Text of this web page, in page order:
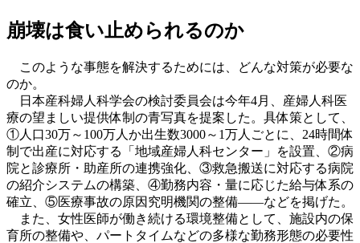
崩壊は食い止められるのか
このような事態を解決するためには、どんな対策が必要な
のか。
日本産科婦人科学会の検討委員会は今年4月、産婦人科医
療の望ましい提供体制の青写真を提案した。具体策として、
①人口30万～100万人か出生数3000～1万人ごとに、24時間体
制で出産に対応する「地域産婦人科センター」を設置、②病
院と診療所・助産所の連携強化、③救急搬送に対応する病院
の紹介システムの構築、④勤務内容・量に応じた給与体系の
確立、⑤医療事故の原因究明機関の整備――などを掲げた。
また、女性医師が働き続ける環境整備として、施設内の保
育所の整備や、パートタイムなどの多様な勤務形態の必要性